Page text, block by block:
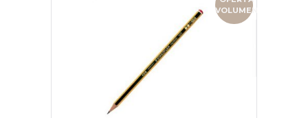
VOLUMEN